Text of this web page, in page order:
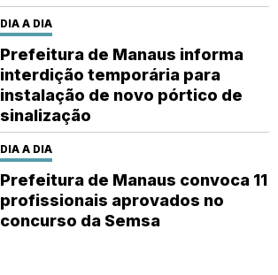
DIA A DIA
Prefeitura de Manaus informa
interdição temporária para
instalação de novo pórtico de
sinalização
DIA A DIA
Prefeitura de Manaus convoca 11
profissionais aprovados no
concurso da Semsa